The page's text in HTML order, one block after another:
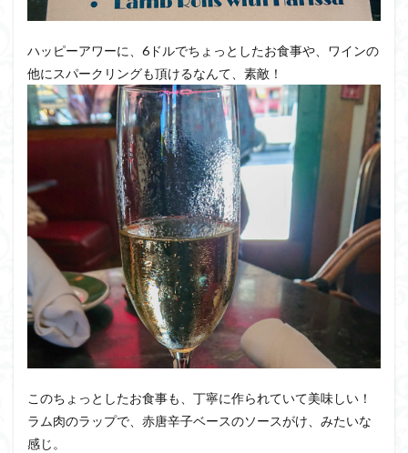
ハッピーアワーに、6ドルでちょっとしたお食事や、ワインの
他にスパークリングも頂けるなんて、素敵！
このちょっとしたお食事も、丁寧に作られていて美味しい！
ラム肉のラップで、赤唐辛子ベースのソースがけ、みたいな
感じ。